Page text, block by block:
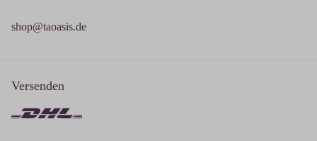
shop@taoasis.de
Versenden